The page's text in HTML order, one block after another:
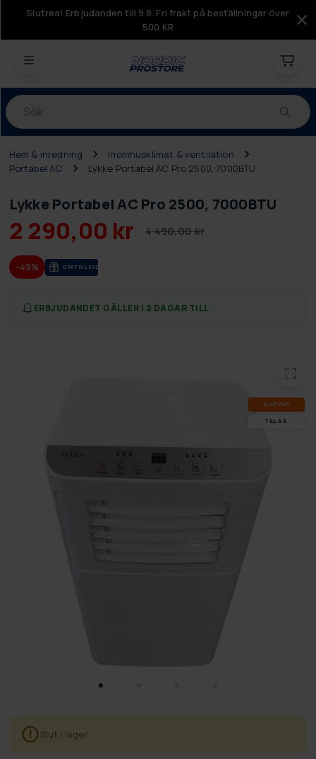
Slutrea! Erbjudanden till 9.8. Fri frakt på beställningar över
500 KR
Produkter
Hem & inredning
Inomhusklimat & ventilation
Portabel AC
Lykke Portabel AC Pro 2500, 7000BTU
Lykke Portabel AC Pro 2500, 7000BTU
2 290,00 kr 4 490,00 kr
-49% GRA­TIS LE­VE­RANS
ERBJUDANDET GÄLLER I 2 DAGAR TILL
SLUT­REA
TILL 9.8.
Slut i lager